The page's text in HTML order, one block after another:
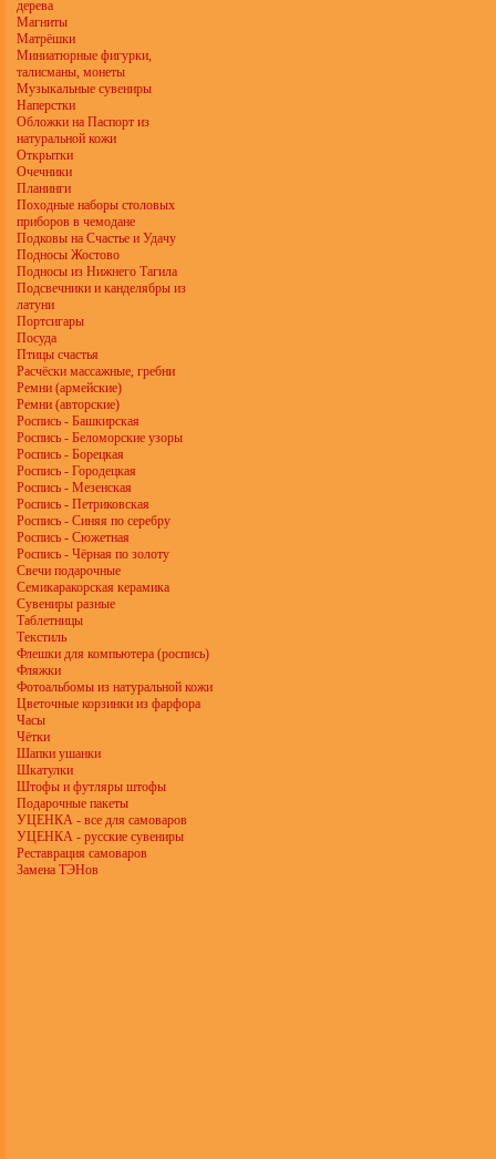
дерева
Магниты
Матрёшки
Миниатюрные фигурки,
талисманы, монеты
Музыкальные сувениры
Наперстки
Обложки на Паспорт из
натуральной кожи
Открытки
Очечники
Планинги
Походные наборы столовых
приборов в чемодане
Подковы на Счастье и Удачу
Подносы Жостово
Подносы из Нижнего Тагила
Подсвечники и канделябры из
латуни
Портсигары
Посуда
Птицы счастья
Расчёски массажные, гребни
Ремни (армейские)
Ремни (авторские)
Роспись - Башкирская
Роспись - Беломорские узоры
Роспись - Борецкая
Роспись - Городецкая
Роспись - Мезенская
Роспись - Петриковская
Роспись - Синяя по серебру
Роспись - Сюжетная
Роспись - Чёрная по золоту
Свечи подарочные
Семикаракорская керамика
Сувениры разные
Таблетницы
Текстиль
Флешки для компьютера (роспись)
Фляжки
Фотоальбомы из натуральной кожи
Цветочные корзинки из фарфора
Часы
Чётки
Шапки ушанки
Шкатулки
Штофы и футляры штофы
Подарочные пакеты
УЦЕНКА - все для самоваров
УЦЕНКА - русские сувениры
Реставрация самоваров
Замена ТЭНов